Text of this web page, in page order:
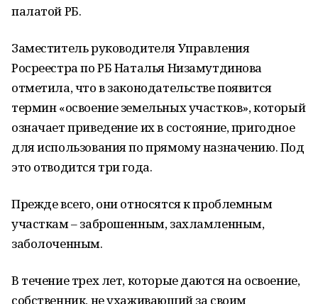
палатой РБ.
Заместитель руководителя Управления
Росреестра по РБ Наталья Низамутдинова
отметила, что в законодательстве появится
термин «освоение земельных участков», который
означает приведение их в состояние, пригодное
для использования по прямому назначению. Под
это отводится три года.
Прежде всего, они относятся к проблемным
участкам – заброшенным, захламленным,
заболоченным.
В течение трех лет, которые даются на освоение,
собственник, не ухаживающий за своим